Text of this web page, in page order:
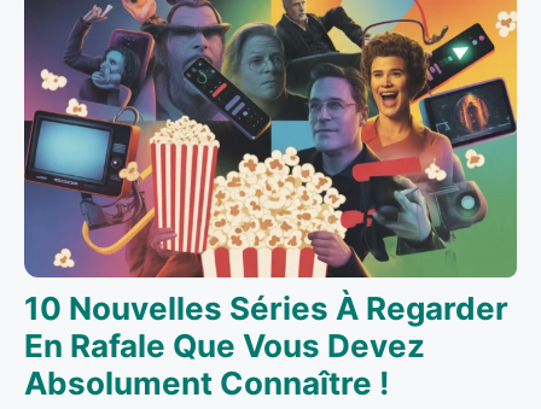
10 Nouvelles Séries À Regarder
En Rafale Que Vous Devez
Absolument Connaître !